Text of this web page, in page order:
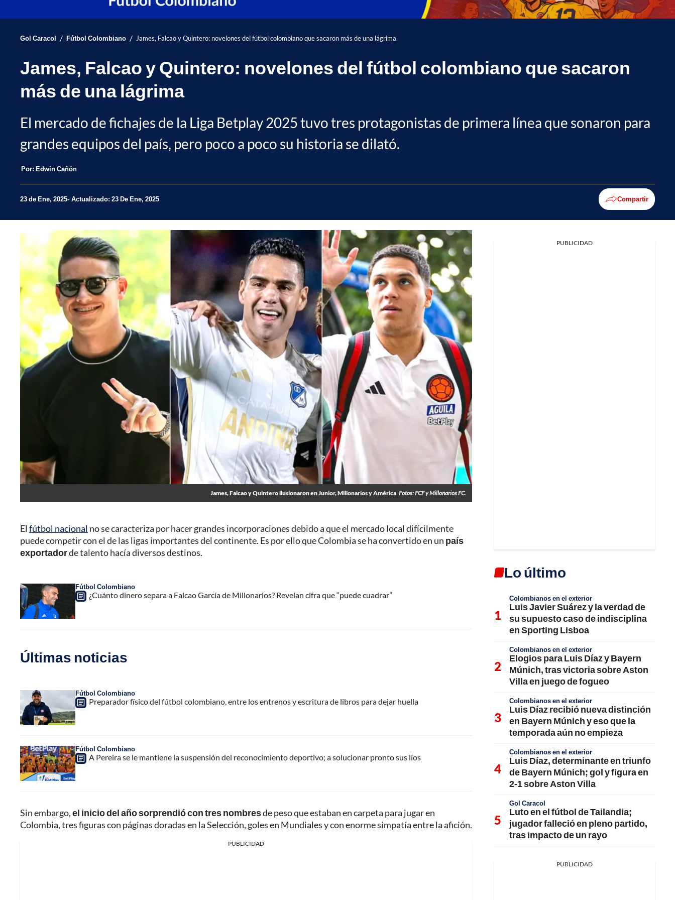
Gol Caracol / Fútbol Colombiano / James, Falcao y Quintero: novelones del fútbol colombiano que sacaron más de una lágrima
James, Falcao y Quintero: novelones del fútbol colombiano que sacaron
más de una lágrima
El mercado de fichajes de la Liga Betplay 2025 tuvo tres protagonistas de primera línea que sonaron para
grandes equipos del país, pero poco a poco su historia se dilató.
Por: Edwin Cañón
23 de Ene, 2025 Actualizado: 23 De Ene, 2025 Compartir
James, Falcao y Quintero ilusionaron en Junior, Millonarios y América Fotos: FCF y Millonarios FC.
El fútbol nacional no se caracteriza por hacer grandes incorporaciones debido a que el mercado local difícilmente
puede competir con el de las ligas importantes del continente. Es por ello que Colombia se ha convertido en un país
exportadorde talento hacía diversos destinos.
Fútbol Colombiano
¿Cuánto dinero separa a Falcao García de Millonarios? Revelan cifra que “puede cuadrar”
Últimas noticias
Fútbol Colombiano
Preparador físico del fútbol colombiano, entre los entrenos y escritura de libros para dejar huella
Fútbol Colombiano
A Pereira se le mantiene la suspensión del reconocimiento deportivo; a solucionar pronto sus líos
Sin embargo,el inicio del año sorprendió con tres nombresde peso que estaban en carpeta para jugar en
Colombia, tres figuras con páginas doradas en la Selección, goles en Mundiales y con enorme simpatía entre la afición.
PUBLICIDAD
PUBLICIDAD
Lo último
Colombianos en el exterior
Luis Javier Suárez y la verdad de
su supuesto caso de indisciplina
en Sporting Lisboa
Colombianos en el exterior
Elogios para Luis Díaz y Bayern
Múnich, tras victoria sobre Aston
Villa en juego de fogueo
Colombianos en el exterior
Luis Díaz recibió nueva distinción
en Bayern Múnich y eso que la
temporada aún no empieza
Colombianos en el exterior
Luis Díaz, determinante en triunfo
de Bayern Múnich; gol y figura en
2-1 sobre Aston Villa
Gol Caracol
Luto en el fútbol de Tailandia;
jugador falleció en pleno partido,
tras impacto de un rayo
PUBLICIDAD